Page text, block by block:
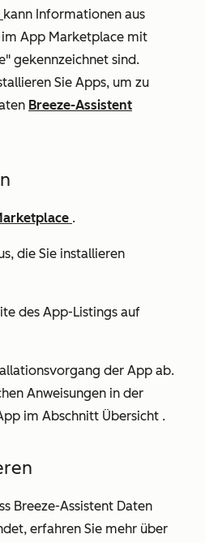
kann Informationen aus
App Marketplace mit
gekennzeichnet sind.
Sie Apps, um zu
Breeze-Assistent
.
die Sie installieren
des App-Listings auf
der App ab.
Anweisungen in der
im Abschnitt Übersicht .
Breeze-Assistent Daten
erfahren Sie mehr über